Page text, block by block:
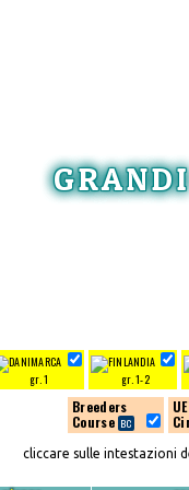
gr. 1 gr. 1-2
Breeders
Course
cliccare sulle intestazioni